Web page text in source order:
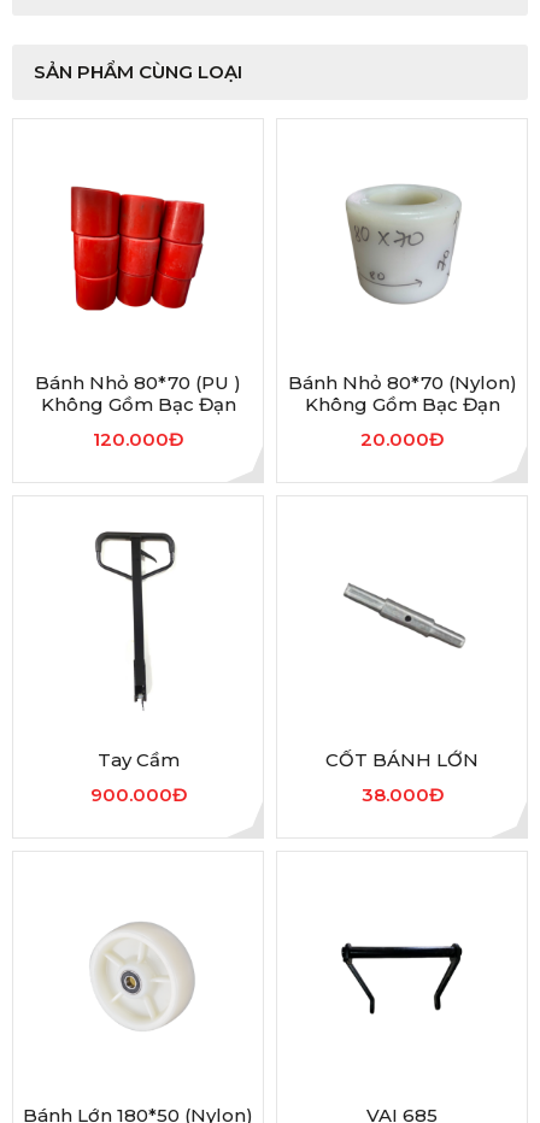
SẢN PHẨM CÙNG LOẠI
Bánh Nhỏ 80*70 (PU )
Không Gồm Bạc Đạn
120.000Đ
Bánh Nhỏ 80*70 (nylon)
Không Gồm Bạc Đạn
20.000Đ
Tay Cầm
900.000Đ
CỐT BÁNH LỚN
38.000Đ
Bánh Lớn 180*50 (nylon)
VAI 685